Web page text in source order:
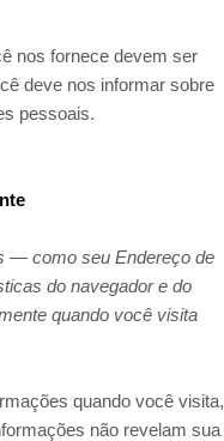
nos fornece devem ser
deve nos informar sobre
pessoais.
— como seu Endereço de
do navegador e do
quando você visita
quando você visita,
não revelam sua